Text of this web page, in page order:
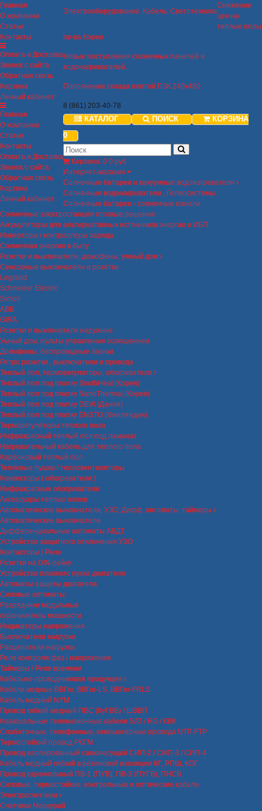
Главная
О компании
Статьи
Контакты
Оплата и Доставка
Звонок с сайта
Обратная связь
Корзина
Личный кабинет
Главная
О компании
Статьи
Контакты
Оплата и Доставка
Звонок с сайта
Обратная связь
Корзина
Личный кабинет
Электрооборудование. Кабель. Светотехника
Снижение
цен на
теплые полы
пр-ва Кореи
Новые поступления солнечных панелей и
водонагревателей.
Пополнение склада плитой ПЗК 240х480
8 (861) 203-40-78
КАТАЛОГ ПОИСК
КОРЗИНА
0
Корзина: 0 0 руб
Интернет-магазин
Солнечные батареи и вакуумные водонагреватели
Солнечные водонагреватели , Гелиосистемы
Солнечные батареи - солнечные панели
Солнечные электростанции готовые решения
Аккумуляторы для альтернативных источников энергии и ИБП
Инверторы / контроллеры заряда
Солнечная энергия в быту
Розетки и выключатели, домофоны, умный дом
Сенсорные выключатели и розетки
Legrand
Schneider Electric
Simon
ABB
GIRA
Розетки и выключатели наружние
Умный дом, пульты управления освещением
Домофоны, беспроводные звонки
Ретро розетки , выключатели и провода
Теплый пол, терморегуляторы, обогреватели
Теплый пол под плитку SouthHeat (Корея)
Теплый пол под плитку NanoThermal (Корея)
Теплый пол под плитку DEVI (Дания)
Теплый пол под плитку ENSTO (Финляндия)
Терморегуляторы теплого пола
Инфракрасный теплый пол под ламинат
Нагревательный кабель для теплого пола
Карбоновый теплый пол
Тепловые пушки / тепловентиляторы
Конвекторы ( обогреватели )
Инфракрасные обогреватели
Аксессуары теплых полов
Автоматические выключатели, УЗО, Дифф. автоматы, таймеры
Автоматические выключатели
Дифференциальные автоматы АВДТ
Устройства защитного отключения УЗО
Контакторы / Реле
Розетки на DIN-рейку
Устройства плавного пуска двигателя
Автоматы защиты двигателя
Силовые автоматы
Разрядники модульные
ограничитель мощности
Индикаторы напряжения
Выключатели нагрузки
Расцепители нагрузки
Реле контроля фаз / напряжения
Таймеры / Реле времени
Кабельно-проводниковая продукция
Кабели медные ВВГнг, ВВГнг-LS, ВВГнг-FRLS
Кабель медный NYM
Провод гибкий медный ПВС (КуГВВ) / ШВВП
Коаксиальные телевизионные кабели SAT / RG / КВК
Слаботочные, телефонные, компьютерные провода UTP, FTP
Термостойкий провод РКГМ
Провод изолированный самонесущий СИП-2 / СИП-3 / СИП-4
Кабель медный гибкий в резиновой изоляции КГ, РПШ, КОГ
Провод одножильный ПВ-1 (ПУВ), ПВ-3 (ПУГВ), ПНСВ
Силовые, термостойкие, контрольные и оптические кабели
Электросчетчики
Счетчики Меркурий